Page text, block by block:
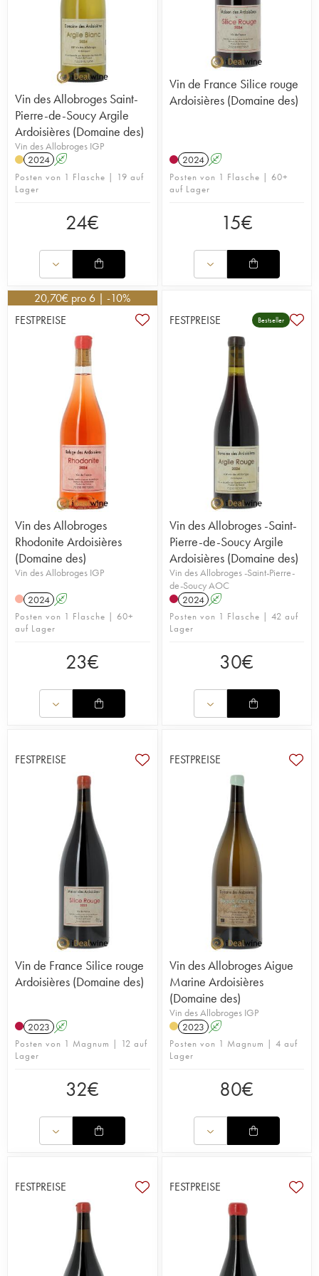
Vin des Allobroges Saint-
Pierre-de-Soucy Argile
Ardoisières (Domaine des)
Vin des Allobroges IGP
2024 A
Posten von 1 Flasche | 19 auf
Lager
24€
Vin de France Silice rouge
Ardoisières (Domaine des)
2024 A
Posten von 1 Flasche | 60+
auf Lager
15€
20,70€ pro 6 | -10%
FESTPREISE
Vin des Allobroges
Rhodonite Ardoisières
(Domaine des)
Vin des Allobroges IGP
2024 A
Posten von 1 Flasche | 60+
auf Lager
23€
FESTPREISE Bestseller
Vin des Allobroges -Saint-
Pierre-de-Soucy Argile
Ardoisières (Domaine des)
Vin des Allobroges -Saint-Pierre-
de-Soucy AOC
2024 A
Posten von 1 Flasche | 42 auf
Lager
30€
FESTPREISE
Vin de France Silice rouge
Ardoisières (Domaine des)
2023 A
Posten von 1 Magnum | 12 auf
Lager
32€
FESTPREISE
Vin des Allobroges Aigue
Marine Ardoisières
(Domaine des)
Vin des Allobroges IGP
2023 A
Posten von 1 Magnum | 4 auf
Lager
80€
FESTPREISE FESTPREISE